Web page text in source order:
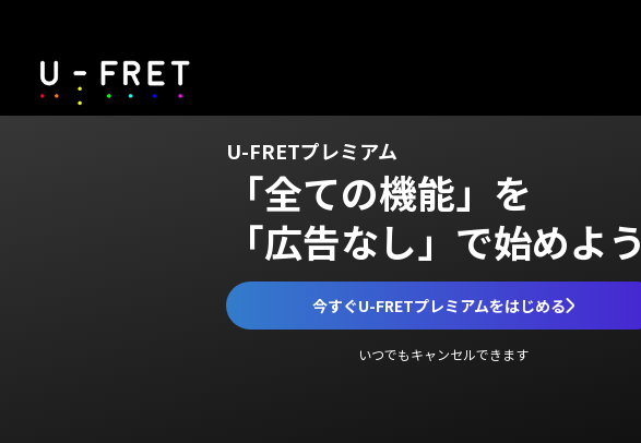
U-FRETプレミアム
「全ての機能」を
「広告なし」で始めよう
今すぐU-FRETプレミアムをはじめる
いつでもキャンセルできます